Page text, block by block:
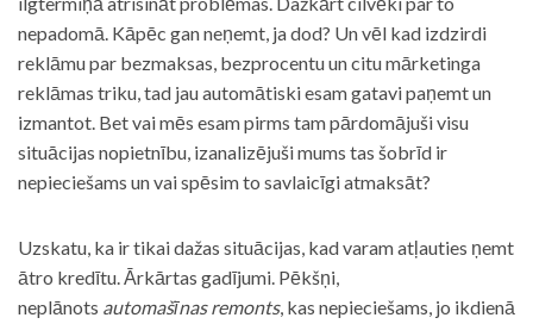
nepadomā. Kāpēc gan neņemt, ja dod? Un vēl kad izdzirdi
reklāmu par bezmaksas, bezprocentu un citu mārketinga
reklāmas triku, tad jau automātiski esam gatavi paņemt un
izmantot. Bet vai mēs esam pirms tam pārdomājuši visu
situācijas nopietnību, izanalizējuši mums tas šobrīd ir
nepieciešams un vai spēsim to savlaicīgi atmaksāt?
Uzskatu, ka ir tikai dažas situācijas, kad varam atļauties ņemt
ātro kredītu. Ārkārtas gadījumi. Pēkšņi,
neplānots automašīnas remonts, kas nepieciešams, jo ikdienā